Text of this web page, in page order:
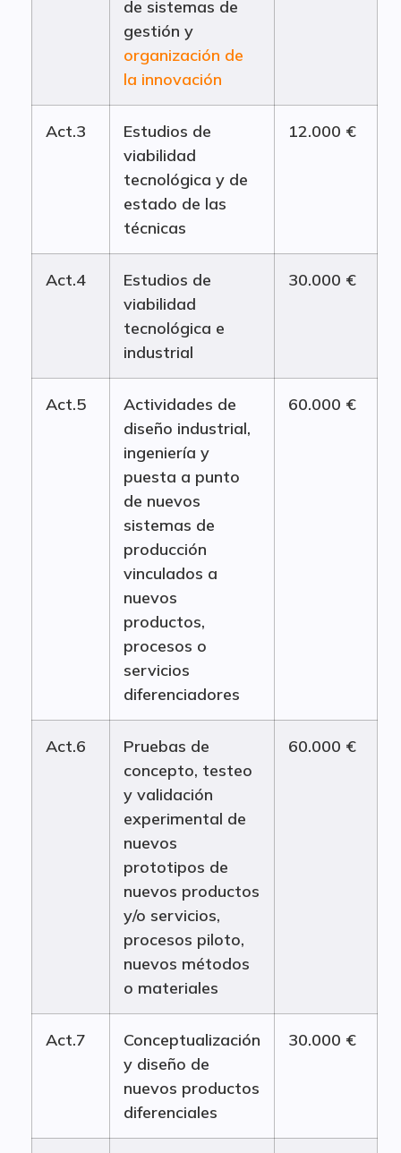
de sistemas de
gestión y
organización de
la innovación
Act.3
Estudios de
viabilidad
tecnológica y de
estado de las
técnicas
12.000 €
Act.4
Estudios de
viabilidad
tecnológica e
industrial
30.000 €
Act.5
Actividades de
diseño industrial,
ingeniería y
puesta a punto
de nuevos
sistemas de
producción
vinculados a
nuevos
productos,
procesos o
servicios
diferenciadores
60.000 €
Act.6
Pruebas de
concepto, testeo
y validación
experimental de
nuevos
prototipos de
nuevos productos
y/o servicios,
procesos piloto,
nuevos métodos
o materiales
60.000 €
Act.7
Conceptualización
y diseño de
nuevos productos
diferenciales
30.000 €